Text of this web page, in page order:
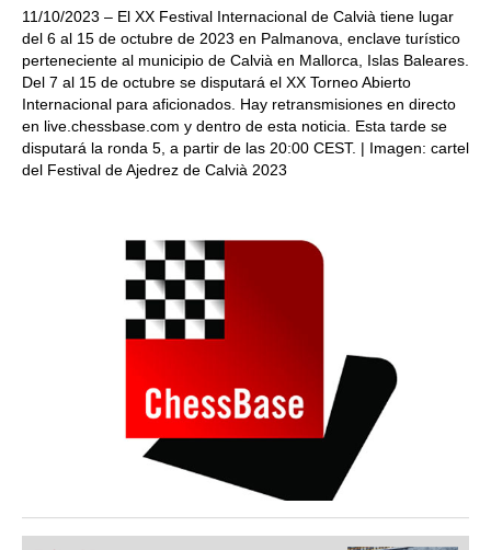
11/10/2023 – El XX Festival Internacional de Calvià tiene lugar
del 6 al 15 de octubre de 2023 en Palmanova, enclave turístico
perteneciente al municipio de Calvià en Mallorca, Islas Baleares.
Del 7 al 15 de octubre se disputará el XX Torneo Abierto
Internacional para aficionados. Hay retransmisiones en directo
en live.chessbase.com y dentro de esta noticia. Esta tarde se
disputará la ronda 5, a partir de las 20:00 CEST. | Imagen: cartel
del Festival de Ajedrez de Calvià 2023